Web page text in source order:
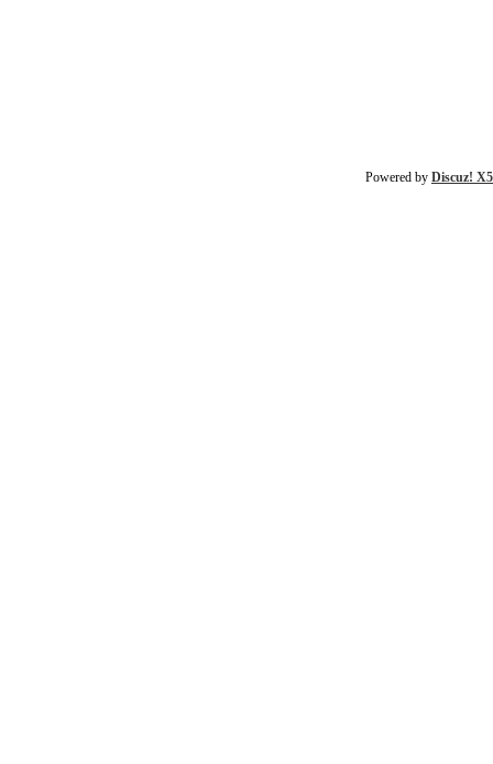
Powered by Discuz!